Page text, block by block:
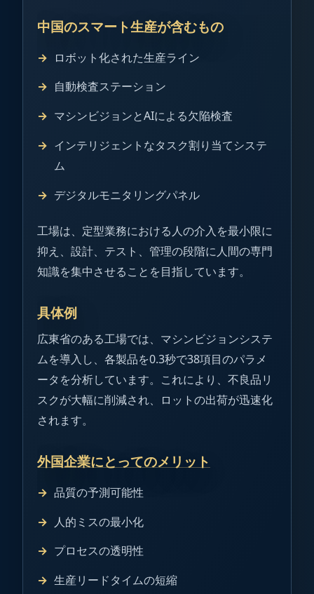
中国のスマート生産が含むもの
ロボット化された生産ライン
自動検査ステーション
マシンビジョンとAIによる欠陥検査
インテリジェントなタスク割り当てシステ
ム
デジタルモニタリングパネル
工場は、定型業務における人の介入を最小限に
抑え、設計、テスト、管理の段階に人間の専門
知識を集中させることを目指しています。
具体例
広東省のある工場では、マシンビジョンシステ
ムを導入し、各製品を0.3秒で38項目のパラメ
ータを分析しています。これにより、不良品リ
スクが大幅に削減され、ロットの出荷が迅速化
されます。
外国企業にとってのメリット
品質の予測可能性
人的ミスの最小化
プロセスの透明性
生産リードタイムの短縮